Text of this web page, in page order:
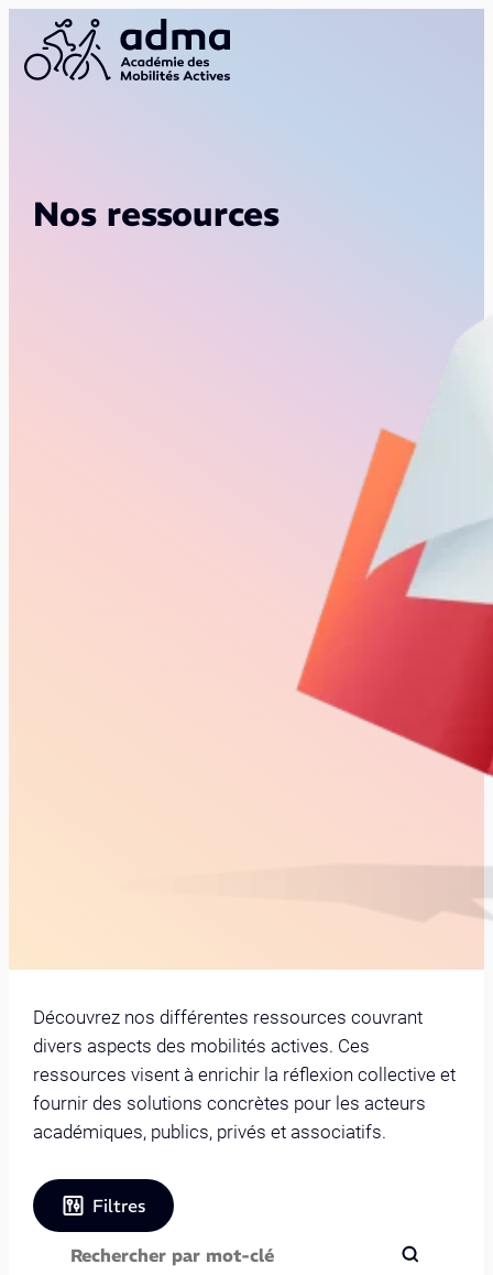
Nos ressources
Découvrez nos différentes ressources couvrant
divers aspects des mobilités actives. Ces
ressources visent à enrichir la réflexion collective et
fournir des solutions concrètes pour les acteurs
académiques, publics, privés et associatifs.
Filtres